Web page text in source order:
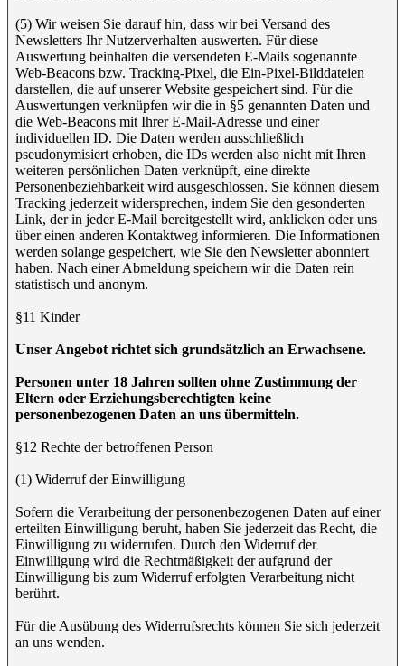
(5) Wir weisen Sie darauf hin, dass wir bei Versand des
Newsletters Ihr Nutzerverhalten auswerten. Für diese
Auswertung beinhalten die versendeten E-Mails sogenannte
Web-Beacons bzw. Tracking-Pixel, die Ein-Pixel-Bilddateien
darstellen, die auf unserer Website gespeichert sind. Für die
Auswertungen verknüpfen wir die in §5 genannten Daten und
die Web-Beacons mit Ihrer E-Mail-Adresse und einer
individuellen ID. Die Daten werden ausschließlich
pseudonymisiert erhoben, die IDs werden also nicht mit Ihren
weiteren persönlichen Daten verknüpft, eine direkte
Personenbeziehbarkeit wird ausgeschlossen. Sie können diesem
Tracking jederzeit widersprechen, indem Sie den gesonderten
Link, der in jeder E-Mail bereitgestellt wird, anklicken oder uns
über einen anderen Kontaktweg informieren. Die Informationen
werden solange gespeichert, wie Sie den Newsletter abonniert
haben. Nach einer Abmeldung speichern wir die Daten rein
statistisch und anonym.
§11 Kinder
Unser Angebot richtet sich grundsätzlich an Erwachsene.
Personen unter 18 Jahren sollten ohne Zustimmung der
Eltern oder Erziehungsberechtigten keine
personenbezogenen Daten an uns übermitteln.
§12 Rechte der betroffenen Person
(1) Widerruf der Einwilligung
Sofern die Verarbeitung der personenbezogenen Daten auf einer
erteilten Einwilligung beruht, haben Sie jederzeit das Recht, die
Einwilligung zu widerrufen. Durch den Widerruf der
Einwilligung wird die Rechtmäßigkeit der aufgrund der
Einwilligung bis zum Widerruf erfolgten Verarbeitung nicht
berührt.
Für die Ausübung des Widerrufsrechts können Sie sich jederzeit
an uns wenden.